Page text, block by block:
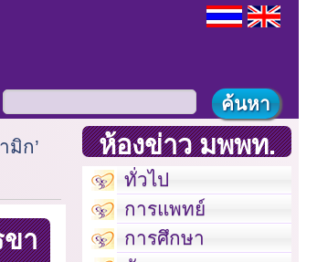
มิก’
ขา
ห้องข่าว มพพท.
ทั่วไป
การแพทย์
การศึกษา